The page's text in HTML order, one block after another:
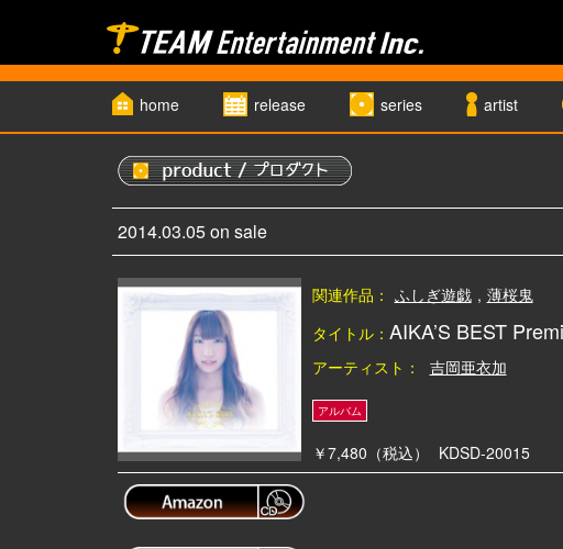
home release series artist
2014.03.05 on sale
関連作品： ふしぎ遊戯 , 薄桜鬼
タイトル： AIKA’S BEST
アーティスト： 吉岡亜衣加
￥7,480（税込） KDSD-20015